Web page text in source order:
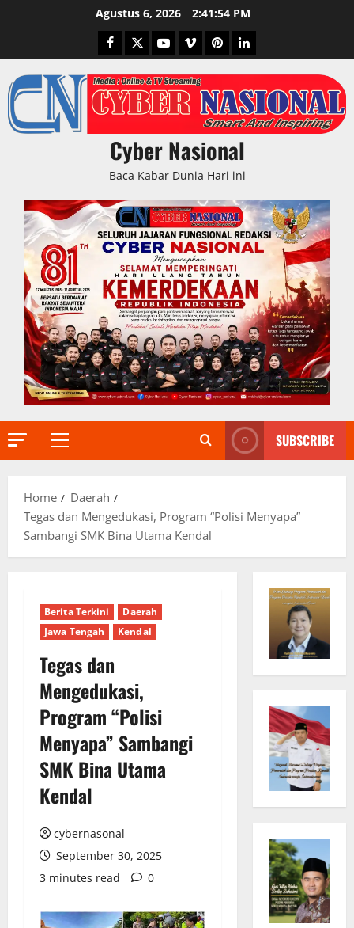
Agustus 6, 2026 2:41:55 PM
Facebook
TwitterYoutubeVimeoPinterestLinkedIn
Cyber Nasional
Baca Kabar Dunia Hari ini
Primary
SUBSCRIBE
Home
Daerah
Tegas dan Mengedukasi, Program “Polisi Menyapa”
Sambangi SMK Bina Utama Kendal
Berita Terkini
Daerah
Jawa Tengah
Kendal
Tegas dan
Mengedukasi,
Program “Polisi
Menyapa” Sambangi
SMK Bina Utama
Kendal
cybernasonal
September 30, 2025
3 minutes read
0